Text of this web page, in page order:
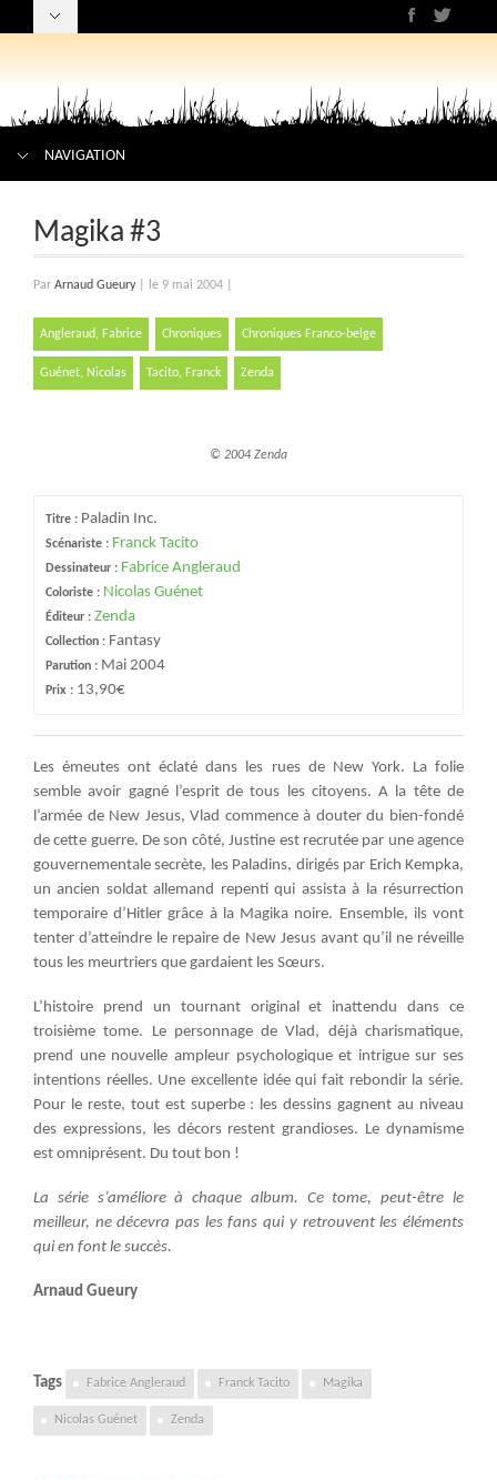
NAVIGATION
Magika #3
Par Arnaud Gueury le 9 mai 2004
Angleraud, Fabrice Chroniques Chroniques Franco-belge
Guénet, Nicolas Tacito, Franck Zenda
© 2004 Zenda
Titre : Paladin Inc.
Scénariste : Franck Tacito
Dessinateur : Fabrice Angleraud
Coloriste : Nicolas Guénet
Éditeur : Zenda
Collection : Fantasy
Parution : Mai 2004
Prix : 13,90€
Les émeutes ont éclaté dans les rues de New York. La folie
semble avoir gagné l’esprit de tous les citoyens. A la tête de
l’armée de New Jesus, Vlad commence à douter du bien-fondé
de cette guerre. De son côté, Justine est recrutée par une agence
gouvernementale secrète, les Paladins, dirigés par Erich Kempka,
un ancien soldat allemand repenti qui assista à la résurrection
temporaire d’Hitler grâce à la Magika noire. Ensemble, ils vont
tenter d’atteindre le repaire de New Jesus avant qu’il ne réveille
tous les meurtriers que gardaient les Sœurs.
L’histoire prend un tournant original et inattendu dans ce
troisième tome. Le personnage de Vlad, déjà charismatique,
prend une nouvelle ampleur psychologique et intrigue sur ses
intentions réelles. Une excellente idée qui fait rebondir la série.
Pour le reste, tout est superbe : les dessins gagnent au niveau
des expressions, les décors restent grandioses. Le dynamisme
est omniprésent. Du tout bon !
La série s’améliore à chaque album. Ce tome, peut-être le
meilleur, ne décevra pas les fans qui y retrouvent les éléments
qui en font le succès.
Arnaud Gueury
Tags Fabrice Angleraud Franck Tacito Magika
Nicolas Guénet Zenda